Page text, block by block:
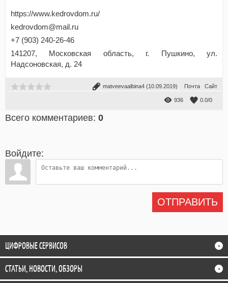
https://www.kedrovdom.ru/
kedrovdom@mail.ru
+7 (903) 240-26-46
141207, Московская область, г. Пушкино, ул.
Надсоновская, д. 24
matveevaalbina4 (10.09.2019) Почта Сайт
936 0.0/0
Всего комментариев: 0
Войдите:
ОТПРАВИТЬ
ЦИФРОВЫЕ СЕРВИСОВ +
СТАТЬИ, НОВОСТИ, ОБЗОРЫ +